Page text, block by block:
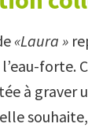
«Laura »
forte.
à graver